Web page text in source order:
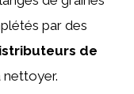
par des
de